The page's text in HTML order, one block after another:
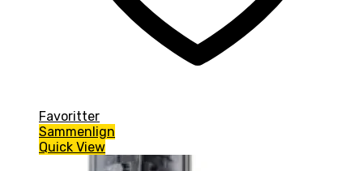
Favoritter
Sammenlign
Quick View